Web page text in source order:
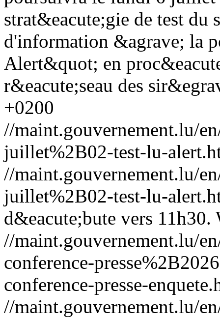
strat&eacute;gie de test du
d'information &agrave; la
Alert&quot; en
r&eacute;seau des
+0200
//maint.gouvernement.lu/
juillet%2B02-test-lu-
//maint.gouvernement.lu/
juillet%2B02-test-lu-
d&eacute;bute vers 11h30.
//maint.gouvernement.lu/
conference-
conference-presse-
//maint.gouvernement.lu/